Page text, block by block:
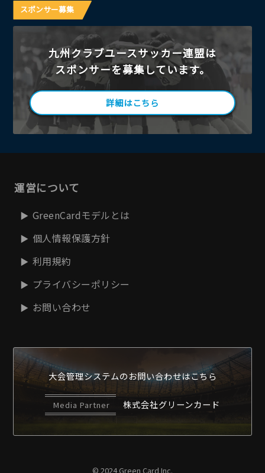
スポンサー募集
九州クラブユースサッカー連盟は
スポンサーを募集しています。
詳細はこちら
運営について
GreenCardモデルとは
個人情報保護方針
利用規約
プライバシーポリシー
お問い合わせ
大会管理システムのお問い合わせはこちら
Media Partner 株式会社グリーンカード
© 2024 Green Card Inc.